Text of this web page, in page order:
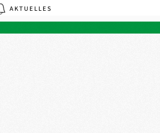
AKTUELLES